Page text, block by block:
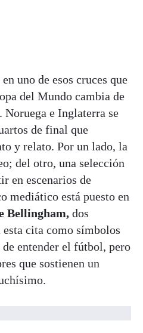
uno de esos cruces que
del Mundo cambia de
e Inglaterra se
de final que
y relato. Por un lado, la
del otro, una selección
en escenarios de
mediático está puesto en
Bellingham, dos
cita como símbolos
entender el fútbol, pero
que sostienen un